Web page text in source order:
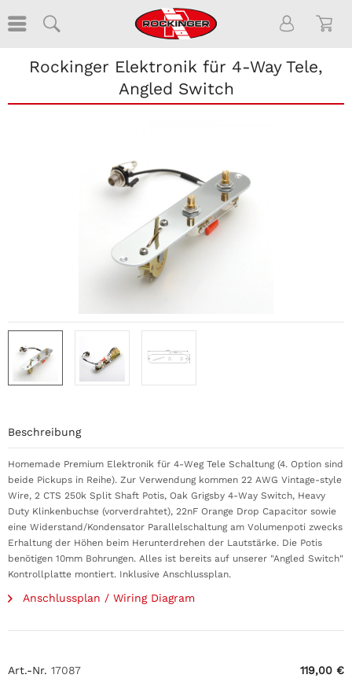
Rockinger Elektronik für 4-Way Tele,
Angled Switch
Art.-Nr. 17087 119,00 €
Beschreibung
Homemade Premium Elektronik für 4-Weg Tele Schaltung (4. Option sind
beide Pickups in Reihe). Zur Verwendung kommen 22 AWG Vintage-style
Wire, 2 CTS 250k Split Shaft Potis, Oak Grigsby 4-Way Switch, Heavy
Duty Klinkenbuchse (vorverdrahtet), 22nF Orange Drop Capacitor sowie
eine Widerstand/Kondensator Parallelschaltung am Volumenpoti zwecks
Erhaltung der Höhen beim Herunterdrehen der Lautstärke. Die Potis
benötigen 10mm Bohrungen. Alles ist bereits auf unserer "Angled Switch"
Kontrollplatte montiert. Inklusive Anschlussplan.
Anschlussplan / Wiring Diagram